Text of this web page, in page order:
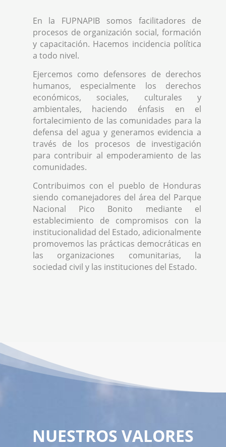
En la FUPNAPIB somos facilitadores de
procesos de organización social, formación
y capacitación. Hacemos incidencia política
a todo nivel.
Ejercemos como defensores de derechos
humanos, especialmente los derechos
económicos, sociales, culturales y
ambientales, haciendo énfasis en el
fortalecimiento de las comunidades para la
defensa del agua y generamos evidencia a
través de los procesos de investigación
para contribuir al empoderamiento de las
comunidades.
Contribuimos con el pueblo de Honduras
siendo comanejadores del área del Parque
Nacional Pico Bonito mediante el
establecimiento de compromisos con la
institucionalidad del Estado, adicionalmente
promovemos las prácticas democráticas en
las organizaciones comunitarias, la
sociedad civil y las instituciones del Estado.
NUESTROS VALORES